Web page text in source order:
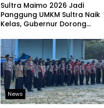
Sultra Maimo 2026 Jadi
Panggung UMKM Sultra Naik
Kelas, Gubernur Dorong
Ekspor
News